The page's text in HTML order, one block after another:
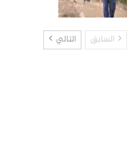
السابق التالي